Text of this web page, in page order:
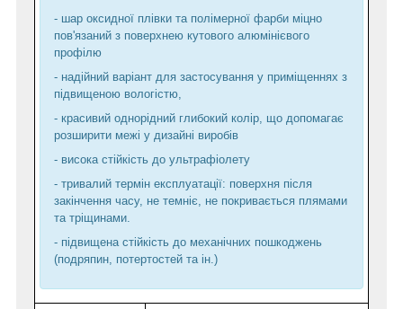
- шар оксидної плівки та полімерної фарби міцно
пов'язаний з поверхнею кутового алюмінієвого
профілю
- надійний варіант для застосування у приміщеннях з
підвищеною вологістю,
- красивий однорідний глибокий колір, що допомагає
розширити межі у дизайні виробів
- висока стійкість до ультрафіолету
- тривалий термін експлуатації: поверхня після
закінчення часу, не темніє, не покривається плямами
та тріщинами.
- підвищена стійкість до механічних пошкоджень
(подряпин, потертостей та ін.)